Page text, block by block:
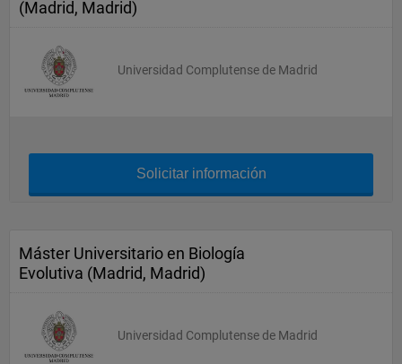
(Madrid, Madrid)
Universidad Complutense de Madrid
Solicitar información
Máster Universitario en Biología
Evolutiva (Madrid, Madrid)
Universidad Complutense de Madrid